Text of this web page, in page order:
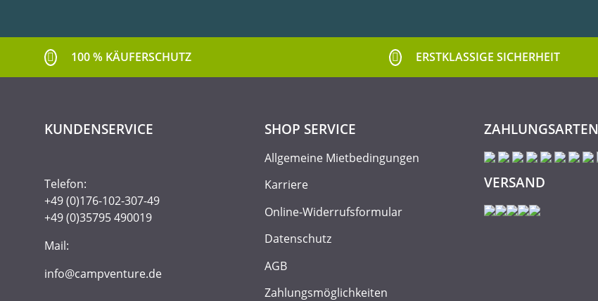
100 % KÄUFERSCHUTZ ERSTKLASSIGE SICHERHEIT
KUNDENSERVICE
Telefon:
+49 (0)176-102-307-49
+49 (0)35795 490019
Mail:
info@campventure.de
SHOP SERVICE
Allgemeine Mietbedingungen
Karriere
Online-Widerrufsformular
Datenschutz
AGB
Zahlungsmöglichkeiten
ZAHLUNGSARTEN
VERSAND